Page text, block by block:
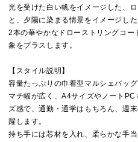
光を受けた白い帆をイメージした、
と、夕陽に染まる情景をイメージし
2本の華やかなドローストリングコー
象をプラスします。
【スタイル説明】
容量たっぷりの巾着型マルシェバッグ
マチ幅が広く、A4サイズやノート
ズ感で、通勤・通学はもちろん、週
躍します。
持ち手には芯材を入れ、柔らかな手